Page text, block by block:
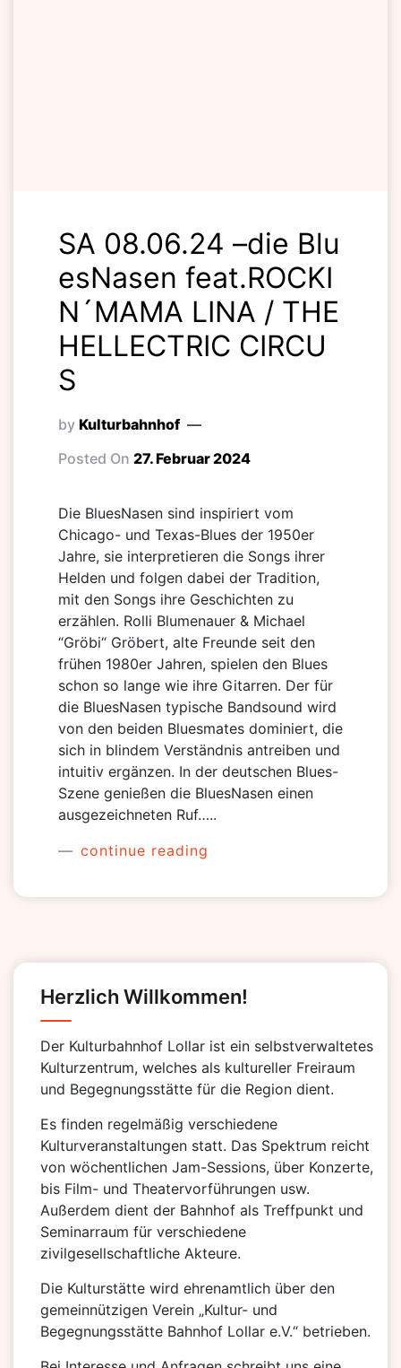
SA 08.06.24 –die Blu
esNasen feat.ROCKI
N´MAMA LINA / THE
HELLECTRIC CIRCU
S
by Kulturbahnhof
Posted On 27. Februar 2024
Die BluesNasen sind inspiriert vom
Chicago- und Texas-Blues der 1950er
Jahre, sie interpretieren die Songs ihrer
Helden und folgen dabei der Tradition,
mit den Songs ihre Geschichten zu
erzählen. Rolli Blumenauer & Michael
“Gröbi“ Gröbert, alte Freunde seit den
frühen 1980er Jahren, spielen den Blues
schon so lange wie ihre Gitarren. Der für
die BluesNasen typische Bandsound wird
von den beiden Bluesmates dominiert, die
sich in blindem Verständnis antreiben und
intuitiv ergänzen. In der deutschen Blues-
Szene genießen die BluesNasen einen
ausgezeichneten Ruf…..
continue reading
Herzlich Willkommen!
Der Kulturbahnhof Lollar ist ein selbstverwaltetes
Kulturzentrum, welches als kultureller Freiraum
und Begegnungsstätte für die Region dient.
Es finden regelmäßig verschiedene
Kulturveranstaltungen statt. Das Spektrum reicht
von wöchentlichen Jam-Sessions, über Konzerte,
bis Film- und Theatervorführungen usw.
Außerdem dient der Bahnhof als Treffpunkt und
Seminarraum für verschiedene
zivilgesellschaftliche Akteure.
Die Kulturstätte wird ehrenamtlich über den
gemeinnützigen Verein „Kultur- und
Begegnungsstätte Bahnhof Lollar e.V.“ betrieben.